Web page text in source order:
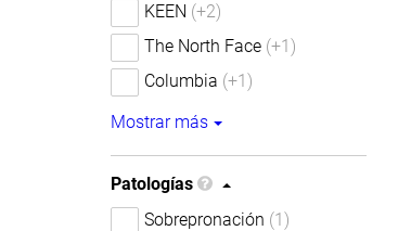
KEEN (+2)
The North Face (+1)
Columbia (+1)
Mostrar más
Patologías
Sobrepronación (1)